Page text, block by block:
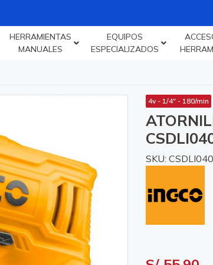
HERRAMIENTAS
MANUALES
EQUIPOS
ESPECIALIZADOS
4v - 1/4" - 180/min
SKU: